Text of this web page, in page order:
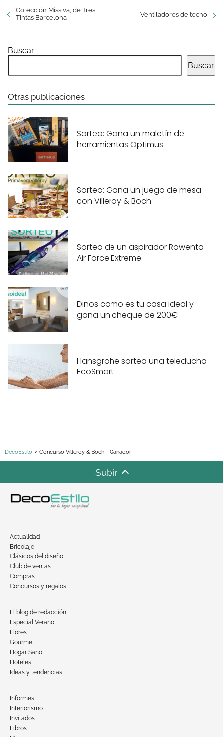
Colección Missiva, de Tres
Tintas Barcelona
Ventiladores de techo
Buscar
Buscar
Otras publicaciones
Sorteo: Gana un maletín de
herramientas Optimus
Sorteo: Gana un juego de mesa
con Villeroy & Boch
Sorteo de un aspirador Rowenta
Air Force Extreme
Dinos como es tu casa ideal y
gana un cheque de 200€
Hansgrohe sortea una teleducha
EcoSmart
DecoEstilo Concurso Villeroy & Boch - Ganador
Subir
Actualidad
Bricolaje
Clásicos del diseño
Club de ventas
Compras
Concursos y regalos
El blog de redacción
Especial Verano
Flores
Gourmet
Hogar Sano
Hoteles
Ideas y tendencias
Informes
Interiorismo
Invitados
Libros